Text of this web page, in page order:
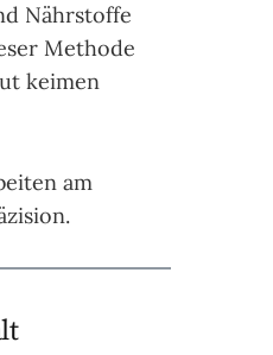
Nährstoffe
Methode
keimen
am